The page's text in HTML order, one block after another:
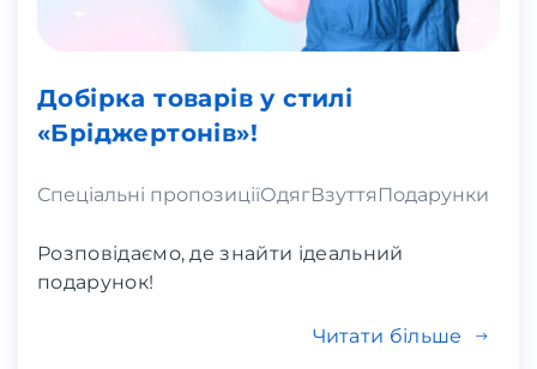
Добірка товарів у стилі
«Бріджертонів»!
Спеціальні пропозиціїОдягВзуття Подарунки
Розповідаємо, де знайти ідеальний
подарунок!
Читати більше